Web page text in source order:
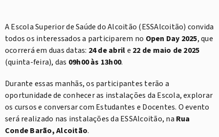
A Escola Superior de Saúde do Alcoitão (ESSAlcoitão) convida
todos os interessados a participarem no Open Day 2025, que
ocorrerá em duas datas: 24 de abrile 22 de maio de 2025
(quinta-feira), das 09h00 às 13h00.
Durante essas manhãs, os participantes terão a
oportunidade de conhecer as instalações da Escola, explorar
os cursos e conversar com Estudantes e Docentes. O evento
será realizado nas instalações da ESSAlcoitão, na Rua
Conde Barão, Alcoitão.